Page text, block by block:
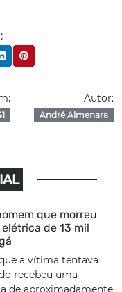
Autor:
André Almenara
que morreu
de 13 mil
a vítima tentava
recebeu uma
de aproximadamente